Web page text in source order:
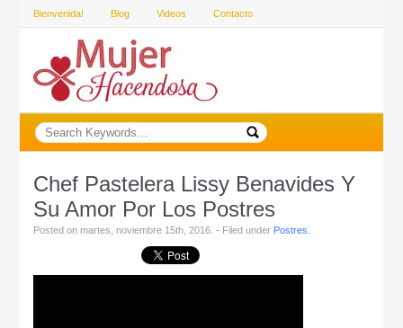
Bienvenida! Blog Videos Contacto
Chef Pastelera Lissy Benavides Y
Su Amor Por Los Postres
Posted on martes, noviembre 15th, 2016. - Filed under Postres